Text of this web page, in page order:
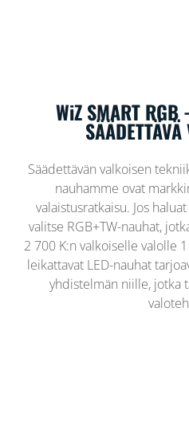
WiZ SMART RGB
Säädettävän valkoisen
nauhamme ovat
valaistusratkaisu. Jos
valitse RGB+TW-nauhat,
2 700 K:n valkoiselle valolle
leikattavat LED-nauhat
yhdistelmän niille, jotka